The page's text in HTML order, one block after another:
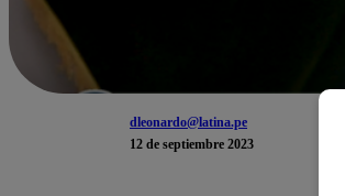
dleonardo@latina.pe
12 de septiembre 2023